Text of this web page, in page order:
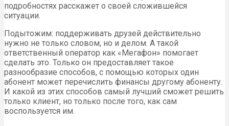
подробностях расскажет о своей сложившейся
ситуации.
Подытожим: поддерживать друзей действительно
нужно не только словом, но и делом. А такой
ответственный оператор как «Мегафон» помогает
сделать это. Только он предоставляет такое
разнообразие способов, с помощью которых один
абонент может перечислить финансы другому абоненту.
И какой из этих способов самый лучший сможет решить
только клиент, но только после того, как сам
воспользуется им.